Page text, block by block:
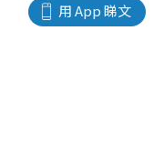
用 App 睇文